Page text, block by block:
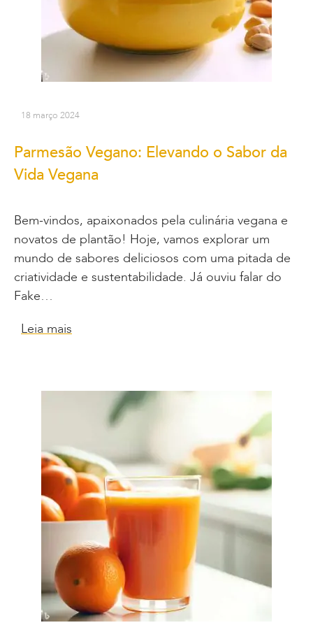
18 março 2024
Parmesão Vegano: Elevando o Sabor da
Vida Vegana
Bem-vindos, apaixonados pela culinária vegana e
novatos de plantão! Hoje, vamos explorar um
mundo de sabores deliciosos com uma pitada de
criatividade e sustentabilidade. Já ouviu falar do
Fake…
Leia mais